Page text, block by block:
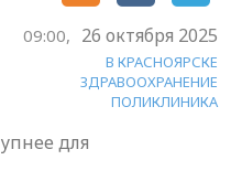
09:00, 26 октября 2025
В КРАСНОЯРСКЕ
ЗДРАВООХРАНЕНИЕ
ПОЛИКЛИНИКА
для